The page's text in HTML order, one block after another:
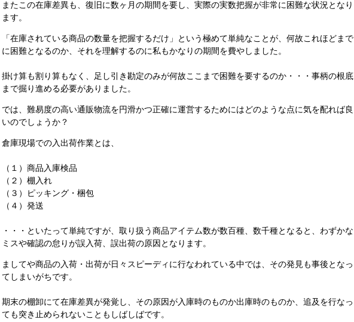
またこの在庫差異も、復旧に数ヶ月の期間を要し、実際の実数把握が非常に困難な状況となり
ます。
「在庫されている商品の数量を把握するだけ」という極めて単純なことが、何故これほどまで
に困難となるのか、それを理解するのに私もかなりの期間を費やしました。
掛け算も割り算もなく、足し引き勘定のみが何故ここまで困難を要するのか・・・事柄の根底
まで掘り進める必要がありました。
では、難易度の高い通販物流を円滑かつ正確に運営するためにはどのような点に気を配れば良
いのでしょうか？
倉庫現場での入出荷作業とは、
（１）商品入庫検品
（２）棚入れ
（３）ピッキング・梱包
（４）発送
・・・といたって単純ですが、取り扱う商品アイテム数が数百種、数千種となると、わずかな
ミスや確認の怠りが誤入荷、誤出荷の原因となります。
ましてや商品の入荷・出荷が日々スピーディに行なわれている中では、その発見も事後となっ
てしまいがちです。
期末の棚卸にて在庫差異が発覚し、その原因が入庫時のものか出庫時のものか、追及を行なっ
ても突き止められないこともしばしばです。